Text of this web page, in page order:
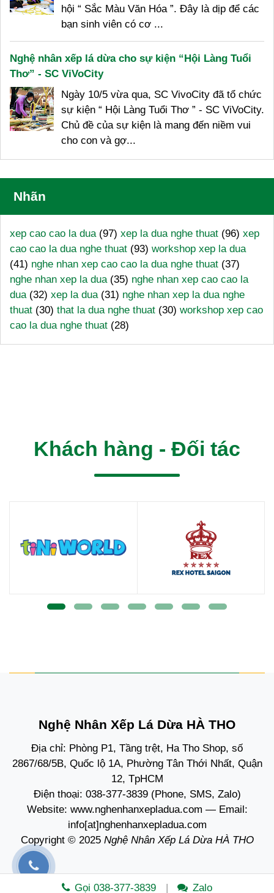
Gọi 038-377-3839 Zalo
hội “ Sắc Màu Văn Hóa ”. Đây là dịp để các
bạn sinh viên có cơ ...
Nghệ nhân xếp lá dừa cho sự kiện “Hội Làng Tuổi
Thơ” - SC ViVoCity
Ngày 10/5 vừa qua, SC VivoCity đã tổ chức
sự kiện “ Hội Làng Tuổi Thơ ” - SC ViVoCity.
Chủ đề của sự kiện là mang đến niềm vui
cho con và gợ...
Nhãn
xep cao cao la dua (97) xep la dua nghe thuat (96) xep
cao cao la dua nghe thuat (93) workshop xep la dua
(41) nghe nhan xep cao cao la dua nghe thuat (37)
nghe nhan xep la dua (35) nghe nhan xep cao cao la
dua (32) xep la dua (31) nghe nhan xep la dua nghe
thuat (30) that la dua nghe thuat (30) workshop xep cao
cao la dua nghe thuat (28)
Khách hàng - Đối tác
Nghệ Nhân Xếp Lá Dừa HÀ THO
Địa chỉ: Phòng P1, Tầng trệt, Ha Tho Shop, số
2867/68/5B, Quốc lộ 1A, Phường Tân Thới Nhất, Quận
12, TpHCM
Điện thoại: 038-377-3839(Phone, SMS, Zalo)
Website: www.nghenhanxepladua.com — Email:
info[at]nghenhanxepladua.com
Copyright © 2025 Nghệ Nhân Xếp Lá Dừa HÀ THO